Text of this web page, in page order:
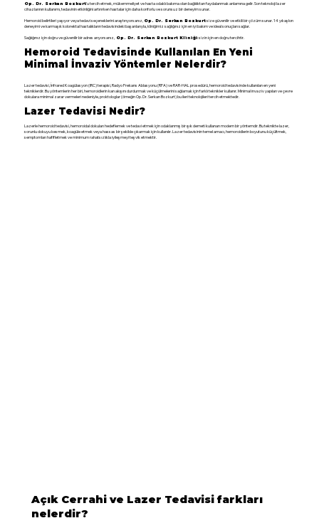
Açık Cerrahi ve Lazer Tedavisi farkları
nelerdir?
Op. Dr. Serkan Bozkurt’u tercih etmek, mükemmeliyet ve hasta odaklı bakıma olan bağlılıktan faydalanmak anlamına gelir. Son teknoloji lazer
cihazlarının kullanımı, tedavinin etkinliğini artırırken hastalar için daha konforlu ve sorunsuz bir deneyim sunar.
Hemoroid belirtileri yaşıyor veya tedavi seçeneklerini araştırıyorsanız, Op. Dr. Serkan Bozkurtsize güvenilir ve etkili bir çözüm sunar. 14 yılı aşkın
deneyimi ve karmaşık kolorektal hastalıkların tedavisindeki başarılarıyla, kliniğimiz sağlığınız için en iyi bakım ve ideal sonuçları sağlar.
Sağlığınız için doğru ve güvenilir bir adres arıyorsanız, Op. Dr. Serkan Bozkurt Kliniğisizin için en doğru tercihtir.
Hemoroid Tedavisinde Kullanılan En Yeni
Minimal İnvaziv Yöntemler Nelerdir?
Lazer tedavisi, İnfrared Koagülasyon (IRC) terapisi, Radyo Frekans Ablasyonu (RFA) ve RAR-HAL prosedürü, hemoroid tedavisinde kullanılan en yeni
tekniklerdir. Bu yöntemlerin her biri, hemoroidlerin kan akışını durdurmak ve küçülmelerini sağlamak için farklı teknikler kullanır. Minimal invaziv yapıları ve çevre
dokulara minimal zarar vermeleri nedeniyle, proktologlar (örneğin Op. Dr. Serkan Bozkurt) bu ileri teknolojileri tercih etmektedir.
Lazer Tedavisi Nedir?
Lazerle hemoroid tedavisi, hemoroidal dokuları hedeflemek ve tedavi etmek için odaklanmış bir ışık demeti kullanan modern bir yöntemdir. Bu teknikte lazer,
sorunlu dokuyu kesmek, koagüle etmek veya hassas bir şekilde çıkarmak için kullanılır. Lazer tedavisinin temel amacı, hemoroidlerin boyutunu küçültmek,
semptomları hafifletmek ve minimum rahatsızlıkla iyileşmeyi teşvik etmektir.